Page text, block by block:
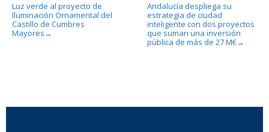
Luz verde al proyecto de
Iluminación Ornamental del
Castillo de Cumbres
Mayores →
Andalucía despliega su
estrategia de ciudad
inteligente con dos proyectos
que suman una inversión
pública de más de 27 M€→